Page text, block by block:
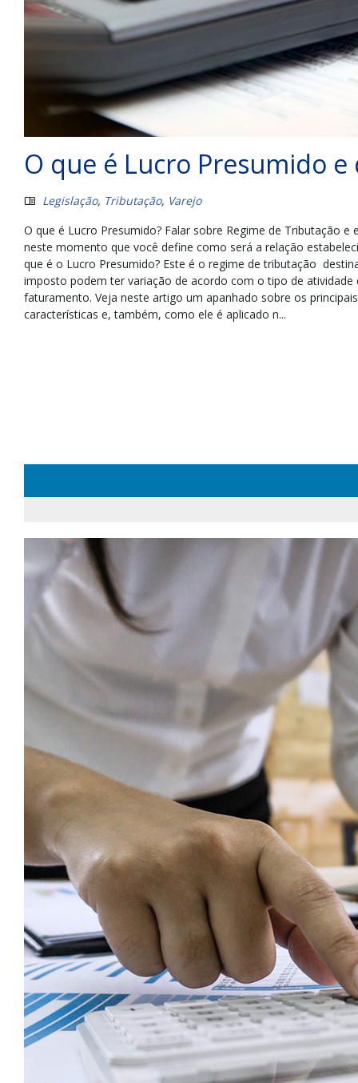
O que é Lucro Presumido
Legislação, Tributação, Varejo
O que é Lucro Presumido? Falar sobre Regime de Tributação
neste momento que você define como será a relação
que é o Lucro Presumido? Este é o regime de tributação
imposto podem ter variação de acordo com o tipo de
faturamento. Veja neste artigo um apanhado sobre os
características e, também, como ele é aplicado n...